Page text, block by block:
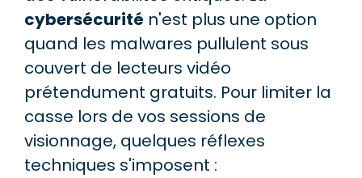
cybersécurité n'est plus une option
quand les malwares pullulent sous
couvert de lecteurs vidéo
prétendument gratuits. Pour limiter la
casse lors de vos sessions de
visionnage, quelques réflexes
techniques s'imposent :